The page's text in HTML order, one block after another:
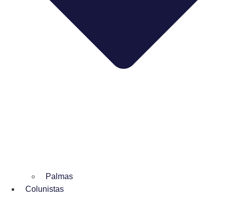
Palmas
Colunistas